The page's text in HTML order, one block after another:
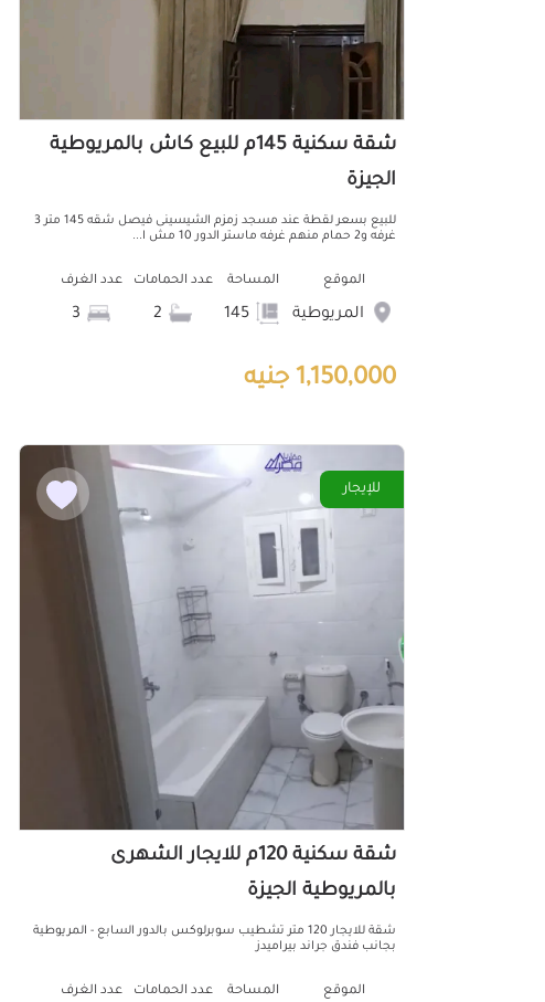
شقة سكنية 145م للبيع كاش بالمريوطية
الجيزة
للبيع بسعر لقطة عند مسجد زمزم الشيسينى فيصل شقه 145 متر 3
غرفه و2 حمام منهم غرفه ماستر الدور 10 مش ا...
الموقع
المريوطية
المساحة عدد الحمامات عدد الغرف
1,150,000 جنيه
للإيجار
شقة سكنية 120م للايجار الشهرى
بالمريوطية الجيزة
شقة للايجار 120 متر تشطيب سوبرلوكس بالدور السابع - المريوطية
بجانب فندق جراند بيراميدز
الموقع المساحة عدد الحمامات عدد الغرف